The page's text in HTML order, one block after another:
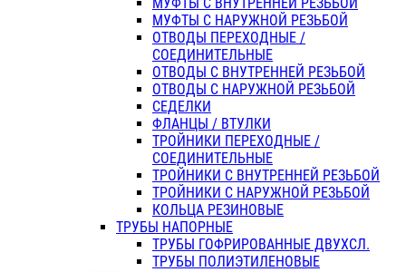
МУФТЫ С НАРУЖНОЙ РЕЗЬБОЙ
ОТВОДЫ ПЕРЕХОДНЫЕ /
СОЕДИНИТЕЛЬНЫЕ
ОТВОДЫ С ВНУТРЕННЕЙ РЕЗЬБОЙ
ОТВОДЫ С НАРУЖНОЙ РЕЗЬБОЙ
СЕДЕЛКИ
ФЛАНЦЫ / ВТУЛКИ
ТРОЙНИКИ ПЕРЕХОДНЫЕ /
СОЕДИНИТЕЛЬНЫЕ
ТРОЙНИКИ С ВНУТРЕННЕЙ РЕЗЬБОЙ
ТРОЙНИКИ С НАРУЖНОЙ РЕЗЬБОЙ
КОЛЬЦА РЕЗИНОВЫЕ
ТРУБЫ НАПОРНЫЕ
ТРУБЫ ГОФРИРОВАННЫЕ ДВУХСЛ.
ТРУБЫ ПОЛИЭТИЛЕНОВЫЕ